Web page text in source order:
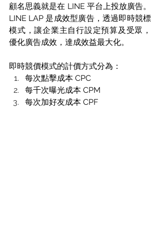
顧名思義就是在 LINE 平台上投放廣告。
LINE LAP 是成效型廣告，透過即時競標
模式，讓企業主自行設定預算及受眾，
優化廣告成效，達成效益最大化。
即時競價模式的計價方式分為：
每次點擊成本 CPC
每千次曝光成本 CPM
每次加好友成本 CPF